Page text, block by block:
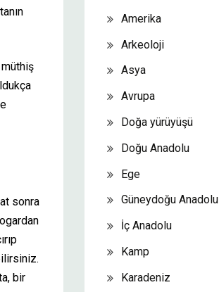
müthiş
sonra
bir
Amerika
Arkeoloji
Asya
Avrupa
Doğa yürüyüşü
Doğu Anadolu
Ege
Güneydoğu Anadolu
İç Anadolu
Kamp
Karadeniz